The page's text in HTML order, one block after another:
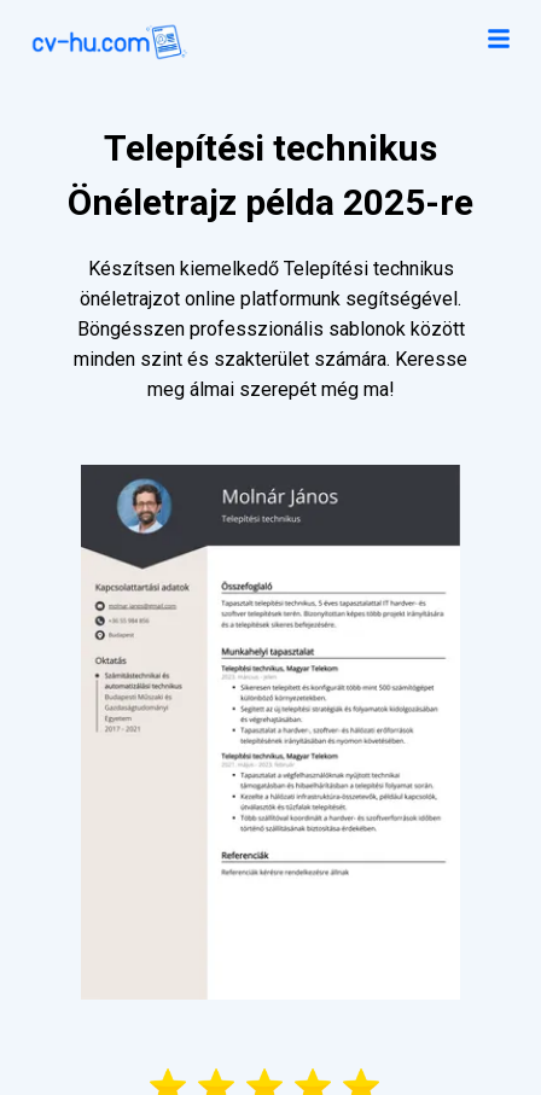
Telepítési technikus
Önéletrajz példa 2025-re
Készítsen kiemelkedő Telepítési technikus
önéletrajzot online platformunk segítségével.
Böngésszen professzionális sablonok között
minden szint és szakterület számára. Keresse
meg álmai szerepét még ma!